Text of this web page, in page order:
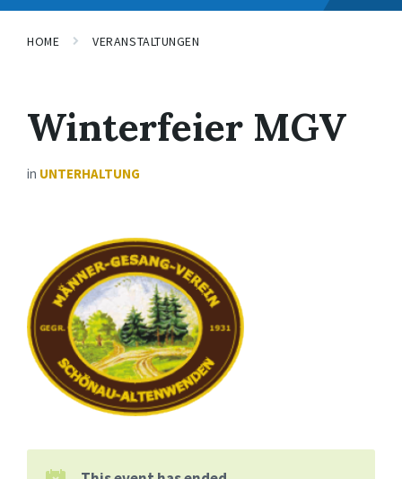
HOME VERANSTALTUNGEN
Winterfeier MGV
in UNTERHALTUNG